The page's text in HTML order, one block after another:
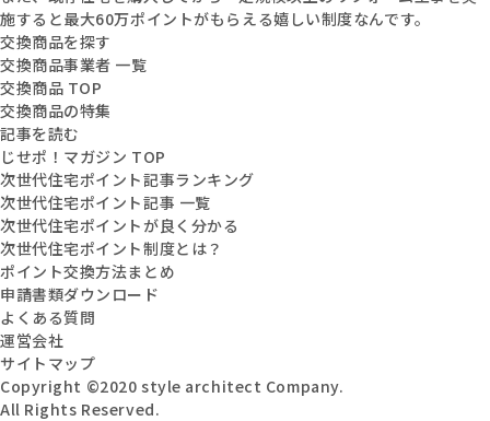
施すると最大60万ポイントがもらえる嬉しい制度なんです。
交換商品を探す
交換商品事業者 一覧
交換商品 TOP
交換商品の特集
記事を読む
じせポ！マガジン TOP
次世代住宅ポイント記事ランキング
次世代住宅ポイント記事 一覧
次世代住宅ポイントが良く分かる
次世代住宅ポイント制度とは？
ポイント交換方法まとめ
申請書類ダウンロード
よくある質問
運営会社
サイトマップ
Copyright ©2020 style architect Company.
All Rights Reserved.